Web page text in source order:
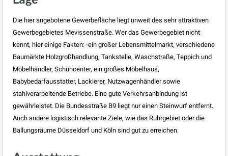
Die hier angebotene Gewerbefläche liegt unweit des sehr attraktiven
Gewerbegebietes Mevissenstraße. Wer das Gewerbegebiet nicht
kennt, hier einige Fakten: -ein großer Lebensmittelmarkt, verschiedene
Baumärkte Holzgroßhandlung, Tankstelle, Waschstraße, Teppich und
Möbelhändler, Schuhcenter, ein großes Möbelhaus,
Babybedarfausstatter, Lackierer, Nutzwagenhändler sowie
stahlverarbeitende Betriebe. Eine gute Verkehrsanbindung ist
gewährleistet. Die Bundesstraße B9 liegt nur einen Steinwurf entfernt.
Auch andere logistisch relevante Ziele, wie das Ruhrgebiet oder die
Ballungsräume Düsseldorf und Köln sind gut zu erreichen.